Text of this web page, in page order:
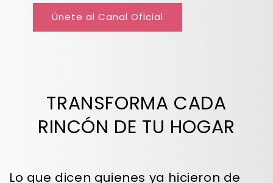
Únete al Canal Oficial
TRANSFORMA CADA
RINCÓN DE TU HOGAR
Lo que dicen quienes ya hicieron de